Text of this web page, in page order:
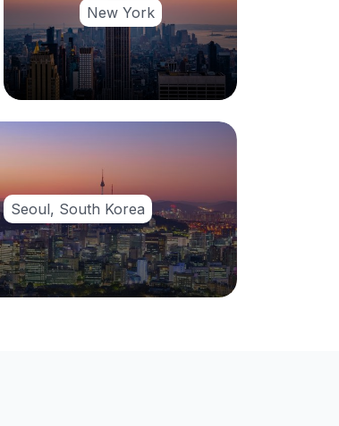
New York
Seoul, South Korea